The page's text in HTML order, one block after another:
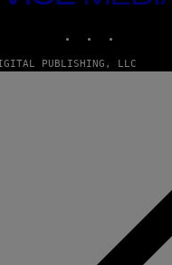
MEDIA
PUBLISHING, LLC